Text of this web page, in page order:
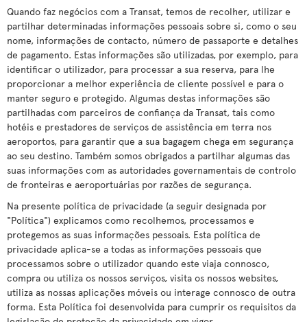
Quando faz negócios com a Transat, temos de recolher, utilizar e
partilhar determinadas informações pessoais sobre si, como o seu
nome, informações de contacto, número de passaporte e detalhes
de pagamento. Estas informações são utilizadas, por exemplo, para
identificar o utilizador, para processar a sua reserva, para lhe
proporcionar a melhor experiência de cliente possível e para o
manter seguro e protegido. Algumas destas informações são
partilhadas com parceiros de confiança da Transat, tais como
hotéis e prestadores de serviços de assistência em terra nos
aeroportos, para garantir que a sua bagagem chega em segurança
ao seu destino. Também somos obrigados a partilhar algumas das
suas informações com as autoridades governamentais de controlo
de fronteiras e aeroportuárias por razões de segurança.
Na presente política de privacidade (a seguir designada por
"Política") explicamos como recolhemos, processamos e
protegemos as suas informações pessoais. Esta política de
privacidade aplica-se a todas as informações pessoais que
processamos sobre o utilizador quando este viaja connosco,
compra ou utiliza os nossos serviços, visita os nossos websites,
utiliza as nossas aplicações móveis ou interage connosco de outra
forma. Esta Política foi desenvolvida para cumprir os requisitos da